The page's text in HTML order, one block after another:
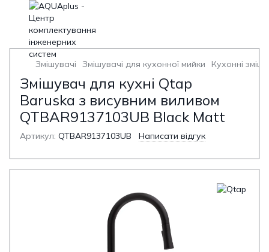
Змішувачі Змішувачі для кухонної мийки Кухонні
Змішувач для кухні Qtap
Baruska з висувним виливом
QTBAR9137103UB Black Matt
Артикул: QTBAR9137103UB Написати відгук